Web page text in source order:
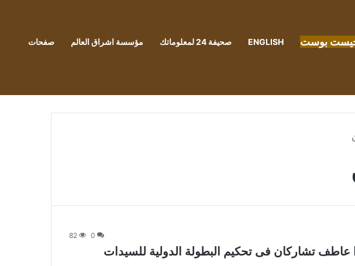
بوست ENGLISH صحيفة 24 لمعلوماتك مؤسسة اشراق العالم صفحات
0
82
عاطف تشاركان فى تحكيم البطولة الدولية للسيدات